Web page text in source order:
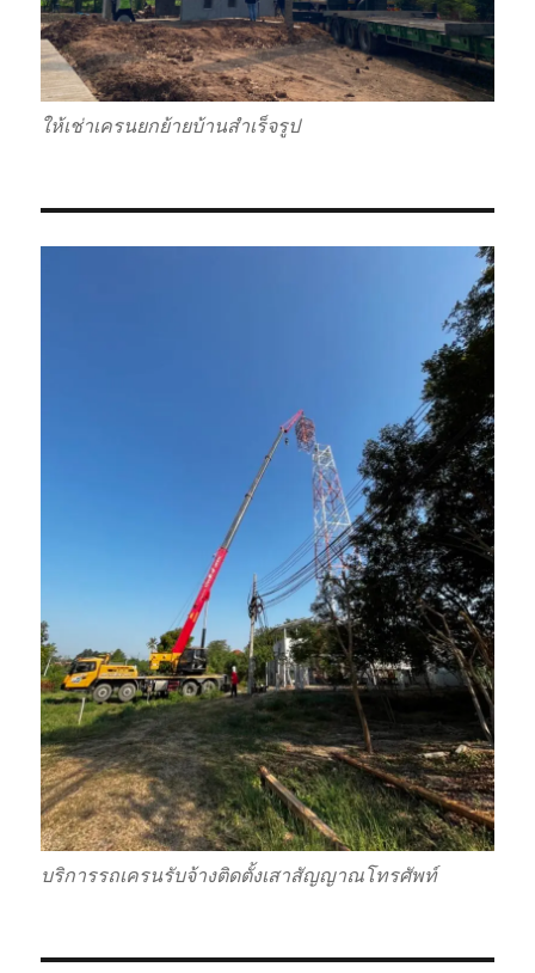
ให้เช่าเครนยกย้ายบ้านสำเร็จรูป
บริการรถเครนรับจ้างติดตั้งเสาสัญญาณโทรศัพท์